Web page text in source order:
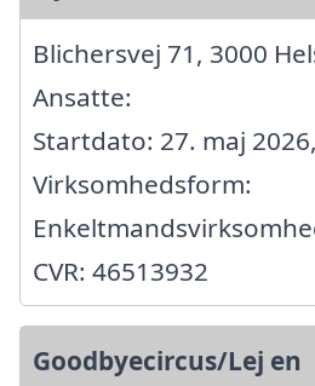
Blichersvej 71, 3000
Ansatte:
Startdato: 27. maj 2026,
Virksomhedsform:
CVR: 46513932
Goodbyecircus/Lej en